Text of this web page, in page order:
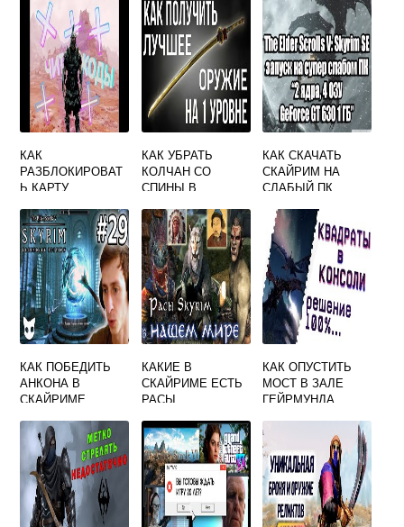
КАК
РАЗБЛОКИРОВАТ
Ь КАРТУ
КАК УБРАТЬ
КОЛЧАН СО
СПИНЫ В
КАК СКАЧАТЬ
СКАЙРИМ НА
СЛАБЫЙ ПК
КАК ПОБЕДИТЬ
АНКОНА В
СКАЙРИМЕ
КАКИЕ В
СКАЙРИМЕ ЕСТЬ
РАСЫ
КАК ОПУСТИТЬ
МОСТ В ЗАЛЕ
ГЕЙРМУНДА